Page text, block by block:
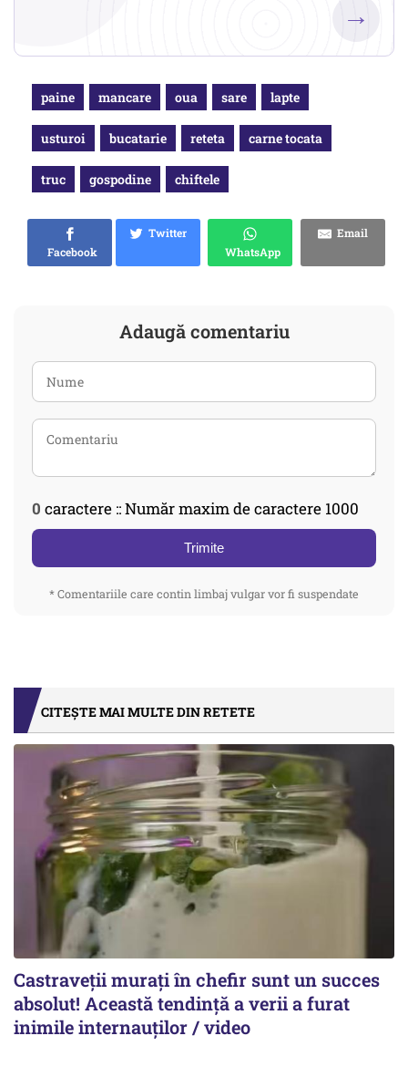
→
paine mancare oua sare lapte
usturoi bucatarie reteta carne tocata
truc gospodine chiftele
Facebook
Twitter
WhatsApp
Email
Adaugă comentariu
0 caractere :: Număr maxim de caractere 1000
Trimite
* Comentariile care contin limbaj vulgar vor fi suspendate
CITEȘTE MAI MULTE DIN RETETE
Castraveții murați în chefir sunt un succes
absolut! Această tendință a verii a furat
inimile internauților / video